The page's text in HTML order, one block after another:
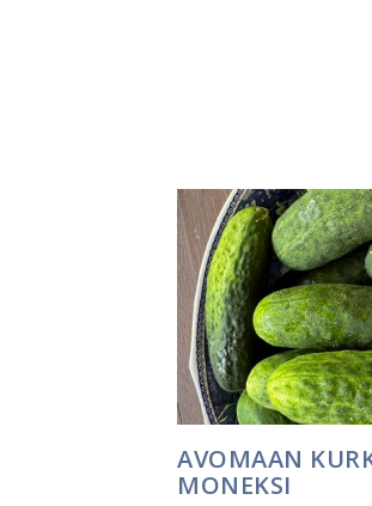
AVOMAAN
MONEKSI